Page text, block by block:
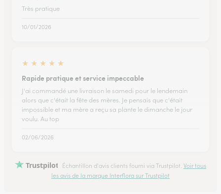
Très pratique
10/01/2026
★ ★ ★ ★ ★
Rapide pratique et service impeccable
J'ai commandé une livraison le samedi pour le lendemain
alors que c'était la fête des mères. Je pensais que c'était
impossible et ma mère a reçu sa plante le dimanche le jour
voulu. Au top
02/06/2026
Trustpilot Échantillon d'avis clients fourni via Trustpilot. Voir tous
les avis de la marque Interflora sur Trustpilot